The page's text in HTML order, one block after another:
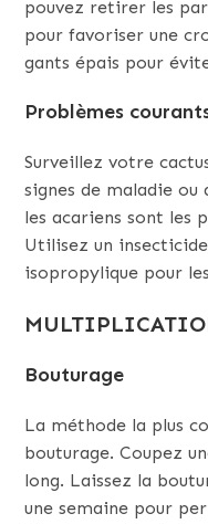
pouvez retirer les
pour favoriser une
gants épais pour
Problèmes
Surveillez votre
signes de maladie ou
les acariens sont les
Utilisez un
isopropylique pour
Bouturage
La méthode la plus
bouturage. Coupez
long. Laissez la
une semaine pour